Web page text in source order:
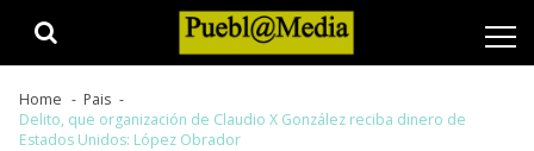
Home
Pais
Delito, que organización de Claudio X González reciba dinero de
Estados Unidos: López Obrador